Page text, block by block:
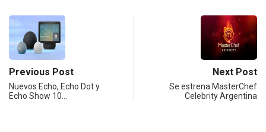
Previous Post
Nuevos Echo, Echo Dot y
Echo Show 10…
Next Post
Se estrena MasterChef
Celebrity Argentina